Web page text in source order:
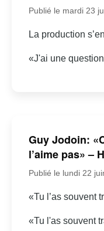
Publié le mardi 23
La production
«J'ai une
Guy Jodoin:
l’aime pas» –
Publié le lundi 22
«Tu l’as souvent
«Tu l'as souvent